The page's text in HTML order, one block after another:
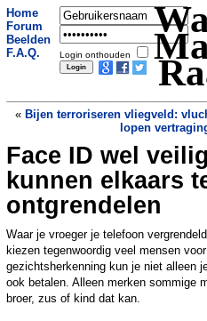
Home
Forum
Beelden
F.A.Q.
Login onthouden
« Bijen terroriseren vliegveld:
lopen
20-
één
politie
Face ID wel
kunnen elkaars
ontgrendelen
Waar je vroeger je telefoon
kiezen tegenwoordig veel mensen
gezichtsherkenning kun je niet alleen
ook betalen. Alleen merken sommige
broer, zus of kind dat kan.